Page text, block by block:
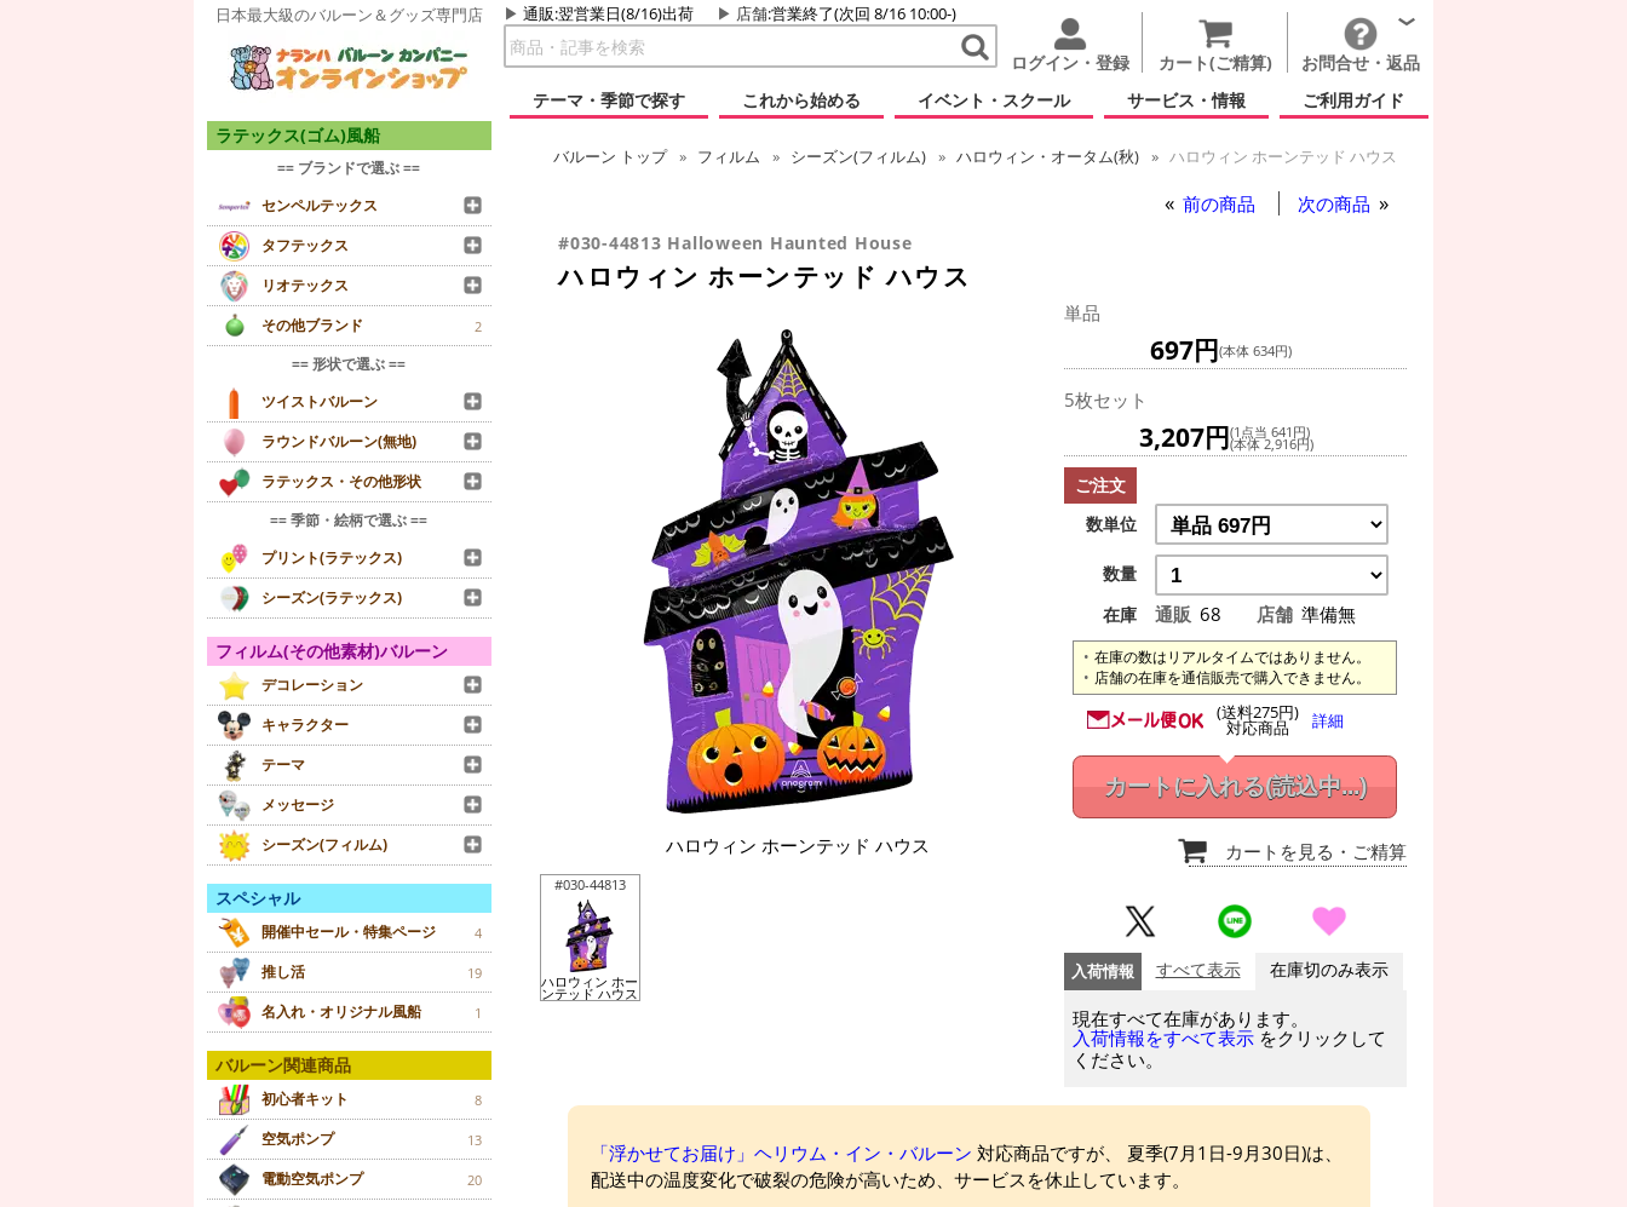
日本最大級のバルーン＆グッズ専門店 通販:翌営業日(8/16)出荷 店舗:営業終了(次回 8/16 10:00-)
ログイン・登録 カート(ご精算)
お問合せ・返品
テーマ・季節で探す
これから始める イベント・スクール サービス・情報 ご利用ガイド
ラテックス(ゴム)風船
== ブランドで選ぶ ==
センペルテックス
タフテックス
リオテックス
その他ブランド
2
== 形状で選ぶ ==
ツイストバルーン
ラウンドバルーン(無地)
ラテックス・その他形状
== 季節・絵柄で選ぶ ==
プリント(ラテックス)
シーズン(ラテックス)
フィルム(その他素材)バルーン
デコレーション
キャラクター
テーマ
メッセージ
シーズン(フィルム)
スペシャル
開催中セール・特集ページ 4
推し活 19
名入れ・オリジナル風船 1
バルーン関連商品
初心者キット 8
空気ポンプ 13
電動空気ポンプ 20
バルーン トップ フィルム シーズン(フィルム) ハロウィン・オータム(秋) ハロウィン ホーンテッド ハウス
前の商品 次の商品
#030-44813 Halloween Haunted House
ハロウィン ホーンテッド ハウス
ハロウィン ホーンテッド ハウス
#030-44813
ハロウィン ホー
ンテッド ハウス
単品
697円(本体 634円)
5枚セット
3,207円(1点当 641円)
(本体 2,916円)
ご注文
数単位
数量
在庫
通販 68 店舗 準備無
在庫の数はリアルタイムではありません。
店舗の在庫を通信販売で購入できません。
(送料275円)
対応商品 詳細
カートに入れる(読込中...)
カートを見る ・ご精算
入荷情報 すべて表示 在庫切のみ表示
現在すべて在庫があります。
入荷情報をすべて表示 をクリックして
ください。
「浮かせてお届け」ヘリウム・イン・バルーン 対応商品ですが、 夏季(7月1日-9月30日)は、
配送中の温度変化で破裂の危険が高いため、サービスを休止しています。